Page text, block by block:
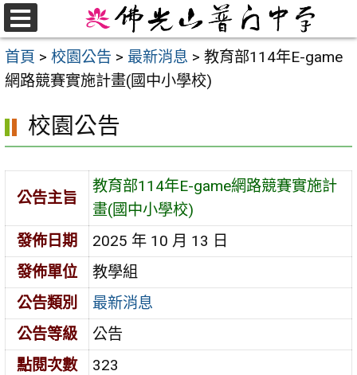
跳
至
主
要
首頁 > 校園公告 > 最新消息 > 教育部114年E-game
網路競賽實施計畫(國中小學校)
校園公告
公告主旨
教育部114年E-game網路競賽實施計
畫(國中小學校)
發佈日期
2025 年 10 月 13 日
發佈單位
教學組
公告類別
最新消息
公告等級
公告
點閱次數
323
選
單